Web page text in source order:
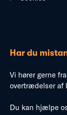
Har du
Vi hører gerne
overtrædelser af
Du kan hjælpe